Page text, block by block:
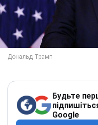
Будьте
Google